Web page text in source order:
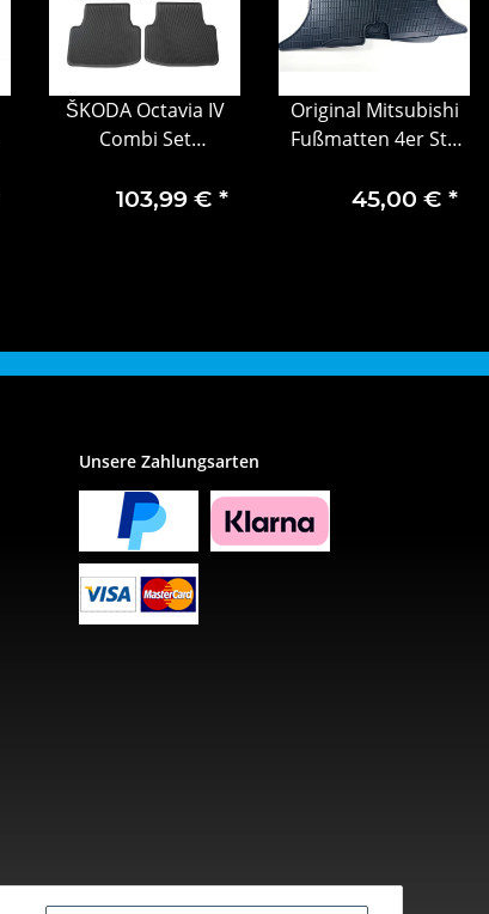
ŠKODA Octavia IV
Combi Set
Gummifußmatten
103,99 € *
Original Mitsubishi
Fußmatten 4er Ste
Cap Club Cap
45,00 € *
Unsere Zahlungsarten